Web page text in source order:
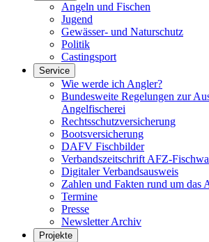
Angeln und Fischen
Jugend
Gewässer- und Naturschutz
Politik
Castingsport
Service
Wie werde ich Angler?
Bundesweite Regelungen zur
Angelfischerei
Rechtsschutzversicherung
Bootsversicherung
DAFV Fischbilder
Verbandszeitschrift AFZ-
Digitaler Verbandsausweis
Zahlen und Fakten rund um das
Termine
Presse
Newsletter Archiv
Projekte